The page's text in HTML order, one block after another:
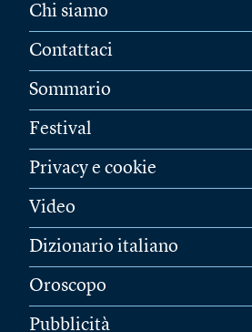
Chi siamo
Contattaci
Sommario
Festival
Privacy e cookie
Video
Dizionario italiano
Oroscopo
Pubblicità